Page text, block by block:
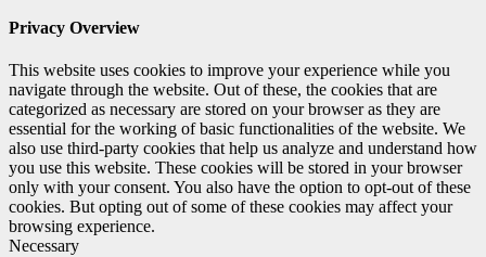
Privacy Overview
This website uses cookies to improve your experience while you
navigate through the website. Out of these, the cookies that are
categorized as necessary are stored on your browser as they are
essential for the working of basic functionalities of the website. We
also use third-party cookies that help us analyze and understand how
you use this website. These cookies will be stored in your browser
only with your consent. You also have the option to opt-out of these
cookies. But opting out of some of these cookies may affect your
browsing experience.
Necessary